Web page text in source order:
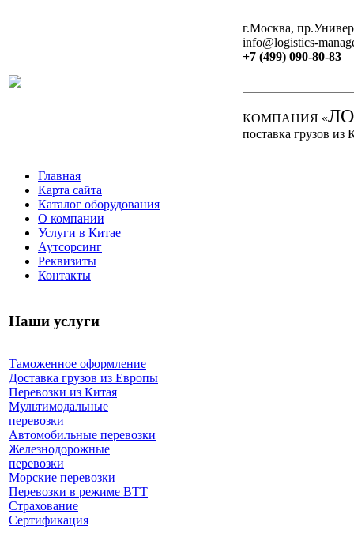
г.Москва,
info@logistics-
+7 (499) 090-80-83
КОМПАНИЯ «
поставка грузов из
Главная
Карта сайта
Каталог оборудования
О компании
Услуги в Китае
Аутсорсинг
Реквизиты
Контакты
Наши услуги
Таможенное оформление
Доставка грузов из Европы
Перевозки из Китая
Мультимодальные
перевозки
Автомобильные перевозки
Железнодорожные
перевозки
Морские перевозки
Перевозки в режиме ВТТ
Страхование
Сертификация